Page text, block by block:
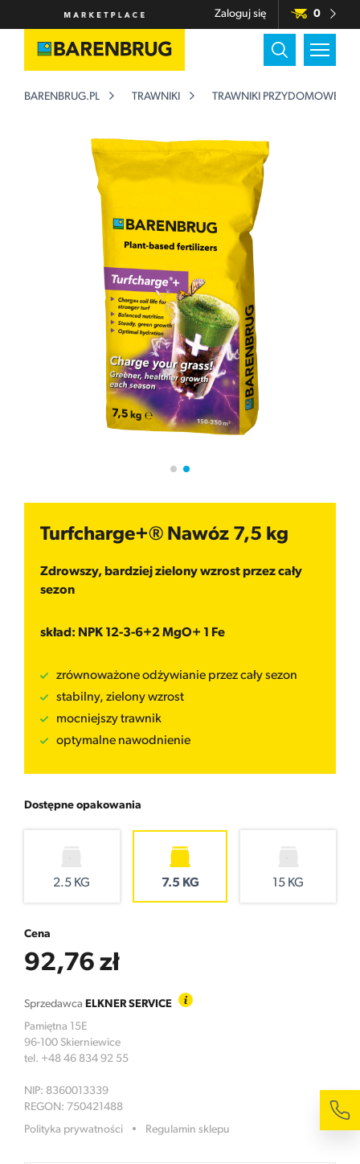
Zaloguj się 0
BARENBRUG.PL TRAWNIKI TRAWNIKI PRZYDOMOWE
Turfcharge+® Nawóz 7,5 kg
Zdrowszy, bardziej zielony wzrost przez cały
sezon
skład: NPK 12-3-6+2 MgO+ 1 Fe
zrównoważone odżywianie przez cały sezon
stabilny, zielony wzrost
mocniejszy trawnik
optymalne nawodnienie
Dostępne opakowania
2.5 KG 7.5 KG 15 KG
Cena
92,76 zł
Sprzedawca ELKNER SERVICE
Pamiętna 15E
96-100 Skierniewice
tel. +48 46 834 92 55
NIP: 8360013339
REGON: 750421488
Polityka prywatności
Regulamin sklepu